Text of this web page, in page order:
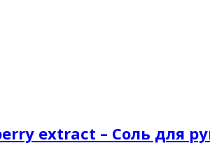
extract – Соль для